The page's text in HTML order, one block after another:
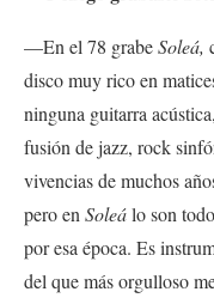
—En el 78 grabeSoleá,
disco muy rico en
ninguna guitarra
fusión de jazz, rock
vivencias de muchos
pero en Soleálo son
por esa época. Es
del que más orgulloso